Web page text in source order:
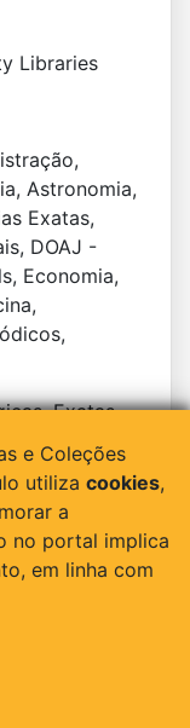
Libraries
Astronomia,
Exatas,
DOAJ -
Economia,
Exatas,
Coleção
fornece
e Coleções
utiliza cookies,
a
no portal implica
em linha com